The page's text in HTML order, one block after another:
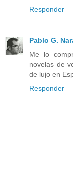
Responder
Pablo G.
Me lo
novelas de
de lujo en
Responder